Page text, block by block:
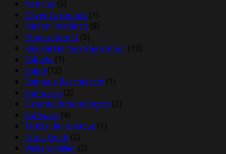
Noticias (5)
Oliver Coronado (1)
Patrón Profético (8)
Preparation U (5)
Rey del Norte y Rey del Sur (10)
Sábado (1)
Salud (12)
Samuele Bacchiocchi (1)
Santuario (2)
Sistema Inmunológico (2)
Software (4)
Tablas de Habacuc (1)
Urías Smith (2)
William Miller (2)